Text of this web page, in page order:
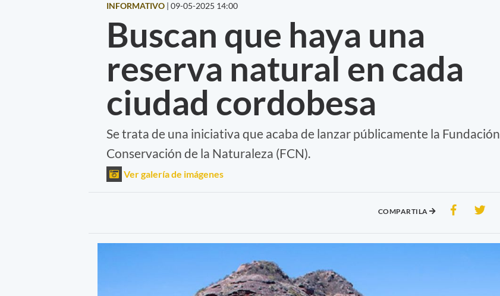
INFORMATIVO | 09-05-2025 14:00
Buscan que haya una
reserva natural en cada
ciudad cordobesa
Se trata de una iniciativa que acaba de lanzar públicamente la Fundación
Conservación de la Naturaleza (FCN).
Ver galería de imágenes
COMPARTILA